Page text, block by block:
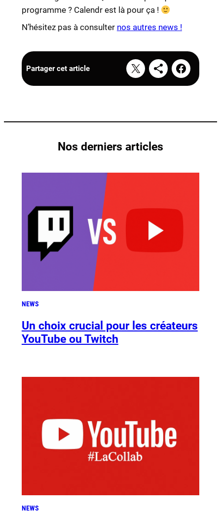
programme ? Calendr est là pour ça !
N’hésitez pas à consulter nos autres news !
Partager cet article
Nos derniers articles
NEWS
Un choix crucial pour les créateurs
YouTube ou Twitch
NEWS